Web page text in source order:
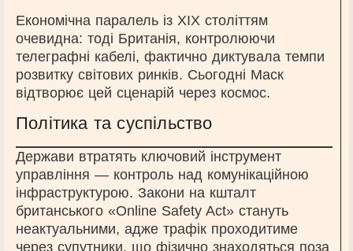
Економічна паралель із XIX століттям
очевидна: тоді Британія, контролюючи
телеграфні кабелі, фактично диктувала темпи
розвитку світових ринків. Сьогодні Маск
відтворює цей сценарій через космос.
Політика та суспільство
Держави втратять ключовий інструмент
управління — контроль над комунікаційною
інфраструктурою. Закони на кшталт
британського «Online Safety Act» стануть
неактуальними, адже трафік проходитиме
через супутники, що фізично знаходяться поза